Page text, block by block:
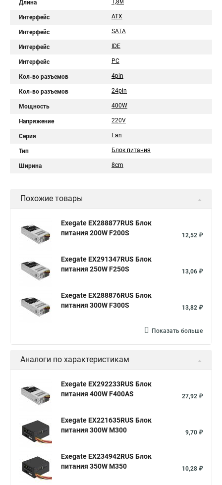
Длина 1,8м
Интерфейс ATX
Интерфейс SATA
Интерфейс IDE
Интерфейс PC
Кол-во разъемов 4pin
Кол-во разъемов 24pin
Мощность 400W
Напряжение 220V
Серия Fan
Тип Блок питания
Ширина 8cm
Похожие товары
Exegate EX288877RUS Блок
питания 200W F200S
12,52 ₽
Exegate EX291347RUS Блок
питания 250W F250S
13,06 ₽
Exegate EX288876RUS Блок
питания 300W F300S
13,82 ₽
Показать больше
Аналоги по характеристикам
Exegate EX292233RUS Блок
питания 400W F400AS
27,92 ₽
Exegate EX221635RUS Блок
питания 300W M300
9,70 ₽
Exegate EX234942RUS Блок
питания 350W M350
10,28 ₽